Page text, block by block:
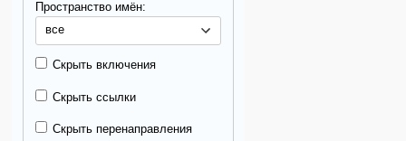
Пространство имён:
все
Скрыть включения
Скрыть ссылки
Скрыть перенаправления